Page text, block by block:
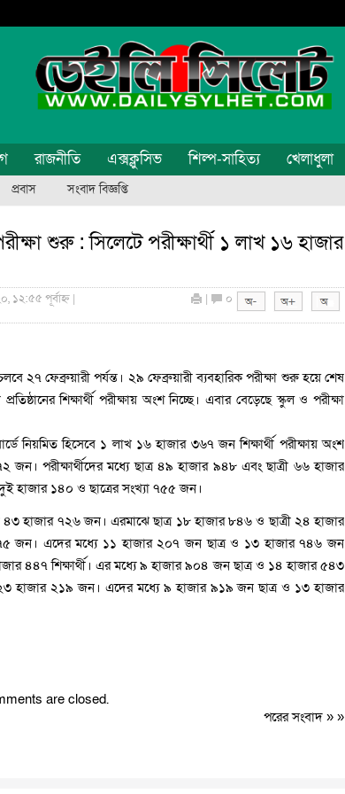
রাজনীতি এক্সক্লুসিভ শিল্প-সাহিত্য খেলাধুলা
প্রবাস সংবাদ বিজ্ঞপ্তি
শুরু : সিলেটে পরীক্ষার্থী ১ লাখ ১৬ হাজার
১২:৫৫ পূর্বাহ্ন |
| ০
ফেব্রুয়ারী পর্যন্ত। ২৯ ফেব্রুয়ারী ব্যবহারিক পরীক্ষা শুরু হয়ে শেষ
শিক্ষার্থী পরীক্ষায় অংশ নিচ্ছে। এবার বেড়েছে স্কুল ও পরীক্ষা
নিয়মিত হিসেবে ১ লাখ ১৬ হাজার ৩৬৭ জন শিক্ষার্থী পরীক্ষায় অংশ
জন। পরীক্ষার্থীদের মধ্যে ছাত্র ৪৯ হাজার ৯৪৮ এবং ছাত্রী ৬৬ হাজার
হাজার ১৪০ ও ছাত্রের সংখ্যা ৭৫৫ জন।
৪৩ হাজার ৭২৬ জন। এরমাঝে ছাত্র ১৮ হাজার ৮৪৬ ও ছাত্রী ২৪ হাজার
জন। এদের মধ্যে ১১ হাজার ২০৭ জন ছাত্র ও ১৩ হাজার ৭৪৬ জন
৪৪৭ শিক্ষার্থী। এর মধ্যে ৯ হাজার ৯০৪ জন ছাত্র ও ১৪ হাজার ৫৪৩
২৩ হাজার ২১৯ জন। এদের মধ্যে ৯ হাজার ৯১৯ জন ছাত্র ও ১৩ হাজার
are closed.
পরের সংবাদ » »